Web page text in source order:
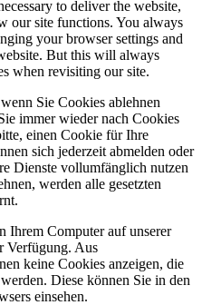
to deliver the website,
our site functions. You always
your browser settings and
But this will always
when revisiting our site.
Sie Cookies ablehnen
immer wieder nach Cookies
einen Cookie für Ihre
sich jederzeit abmelden oder
Dienste vollumfänglich nutzen
werden alle gesetzten
Ihrem Computer auf unserer
Verfügung. Aus
keine Cookies anzeigen, die
Diese können Sie in den
einsehen.